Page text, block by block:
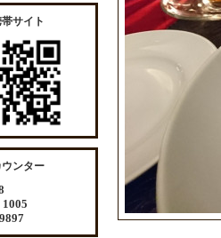
サイト
ウンター
1005